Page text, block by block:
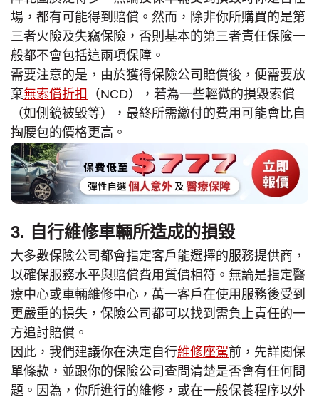
場，都有可能得到賠償。然而，除非你所購買的是第
三者火險及失竊保險，否則基本的第三者責任保險一
般都不會包括這兩項保障。
需要注意的是，由於獲得保險公司賠償後，便需要放
棄無索償折扣
（NCD），若為一些輕微的損毀索償
（如側鏡被毀等），最終所需繳付的費用可能會比自
掏腰包的價格更高。
3. 自行維修車輛所造成的損毀
大多數保險公司都會指定客戶能選擇的服務提供商，
以確保服務水平與賠償費用質價相符。無論是指定醫
療中心或車輛維修中心，萬一客戶在使用服務後受到
更嚴重的損失，保險公司都可以找到需負上責任的一
方追討賠償。
因此，我們建議你在決定自行維修座駕前，先詳閱保
單條款，並跟你的保險公司查問清楚是否會有任何問
題。因為，你所進行的維修，或在一般保養程序以外